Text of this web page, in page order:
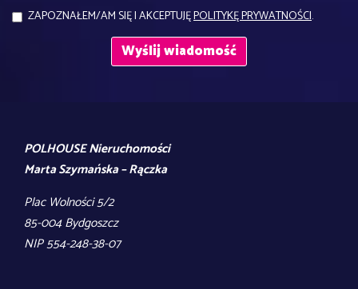
ZAPOZNAŁEM/AM SIĘ I AKCEPTUJĘPOLITYKĘ PRYWATNOŚCI.
POLHOUSE Nieruchomości
Marta Szymańska – Rączka
Plac Wolności 5/2
85-004 Bydgoszcz
NIP 554-248-38-07